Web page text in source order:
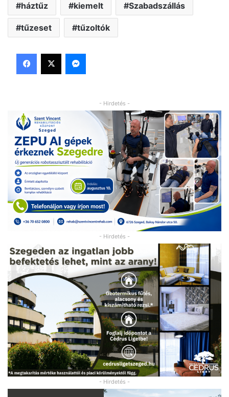
háztűz kiemelt Szabadszállás
tűzeset tűzoltók
Facebook
X Messenger
- Hirdetés -
- Hirdetés -
- Hirdetés -